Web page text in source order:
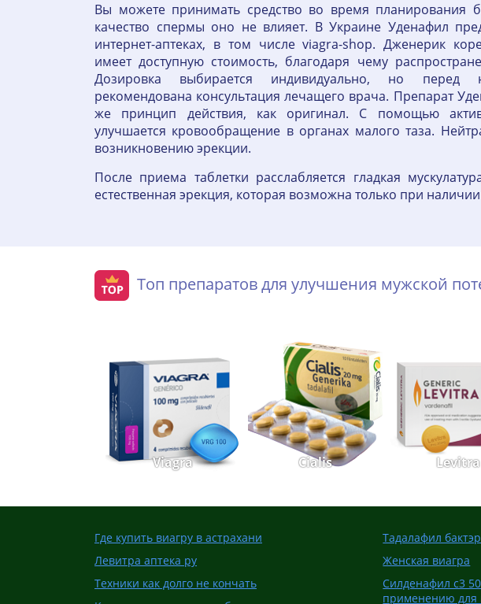
Вы можете принимать средство во время планирования
качество спермы оно не влияет. В Украине Уденафил
интернет-аптеках, в том числе viagra-shop. Дженерик
имеет доступную стоимость, благодаря чему
Дозировка выбирается индивидуально, но перед
рекомендована консультация лечащего врача. Препарат
же принцип действия, как оригинал. С помощью
улучшается кровообращение в органах малого таза.
возникновению эрекции.
После приема таблетки расслабляется гладкая
естественная эрекция, которая возможна только при
Топ препаратов для улучшения мужской
Viagra Cialis Levitra
Где купить виагру в астрахани
Левитра аптека ру
Техники как долго не кончать
Тадалафил
Женская виагра
Силденафил с3
применению для